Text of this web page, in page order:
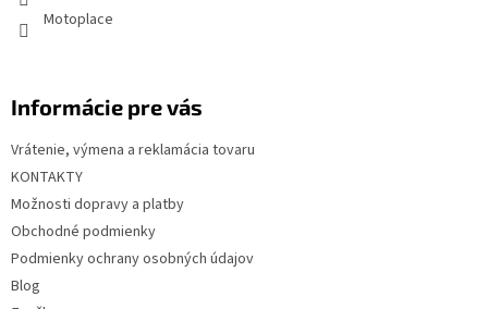
Motoplace
Informácie pre vás
Vrátenie, výmena a reklamácia tovaru
KONTAKTY
Možnosti dopravy a platby
Obchodné podmienky
Podmienky ochrany osobných údajov
Blog